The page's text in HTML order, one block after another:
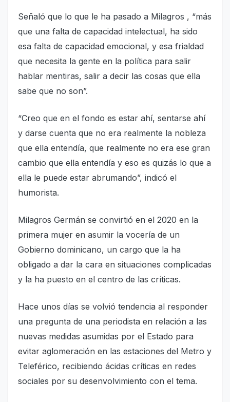
Señaló que lo que le ha pasado a Milagros , “más
que una falta de capacidad intelectual, ha sido
esa falta de capacidad emocional, y esa frialdad
que necesita la gente en la política para salir
hablar mentiras, salir a decir las cosas que ella
sabe que no son”.
“Creo que en el fondo es estar ahí, sentarse ahí
y darse cuenta que no era realmente la nobleza
que ella entendía, que realmente no era ese gran
cambio que ella entendía y eso es quizás lo que a
ella le puede estar abrumando”, indicó el
humorista.
Milagros Germán se convirtió en el 2020 en la
primera mujer en asumir la vocería de un
Gobierno dominicano, un cargo que la ha
obligado a dar la cara en situaciones complicadas
y la ha puesto en el centro de las críticas.
Hace unos días se volvió tendencia al responder
una pregunta de una periodista en relación a las
nuevas medidas asumidas por el Estado para
evitar aglomeración en las estaciones del Metro y
Teleférico, recibiendo ácidas críticas en redes
sociales por su desenvolvimiento con el tema.